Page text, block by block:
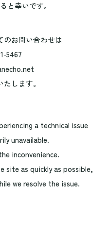
と幸いです。
のお問い合わせは
5467
します。
a technical issue
unavailable.
inconvenience.
site as quickly as possible,
we resolve the issue.